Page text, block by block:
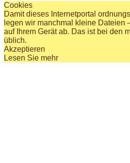
Cookies
Damit dieses Internetportal
legen wir manchmal kleine Dateien
auf Ihrem Gerät ab. Das ist bei den
üblich.
Akzeptieren
Lesen Sie mehr